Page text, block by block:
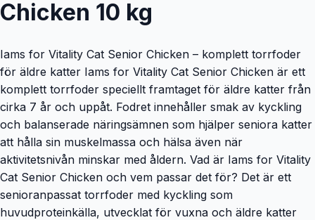
Chicken 10 kg
Iams for Vitality Cat Senior Chicken – komplett torrfoder
för äldre katter Iams for Vitality Cat Senior Chicken är ett
komplett torrfoder speciellt framtaget för äldre katter från
cirka 7 år och uppåt. Fodret innehåller smak av kyckling
och balanserade näringsämnen som hjälper seniora katter
att hålla sin muskelmassa och hälsa även när
aktivitetsnivån minskar med åldern. Vad är Iams for Vitality
Cat Senior Chicken och vem passar det för? Det är ett
senioranpassat torrfoder med kyckling som
huvudproteinkälla, utvecklat för vuxna och äldre katter